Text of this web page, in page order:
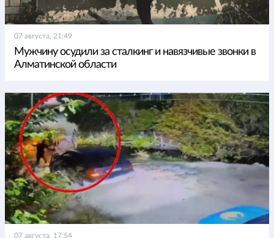
07 августа, 21:49
Мужчину осудили за сталкинг и навязчивые звонки в
Алматинской области
07 августа, 17:54